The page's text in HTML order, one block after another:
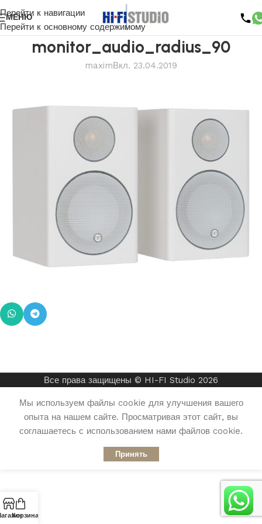
Перейти к навигации
Перейти к основному содержимому
МЕНЮ
monitor_audio_radius_90
maximВкл. 23.04.2019
Все права защищены © HI-FI Studio 2026
Корзина
Мы используем файлы cookie для улучшения вашего
опыта на нашем сайте. Просматривая этот сайт, вы
соглашаетесь с использованием нами файлов cookie.
Принять